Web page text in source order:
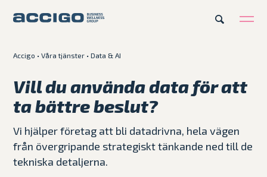
Erbjudande
Plattformar
Accigo •Våra tjänster •Data & AI
Vill du använda data för att
ta bättre beslut?
Vi hjälper företag att bli datadrivna, hela vägen
från övergripande strategiskt tänkande ned till de
tekniska detaljerna.